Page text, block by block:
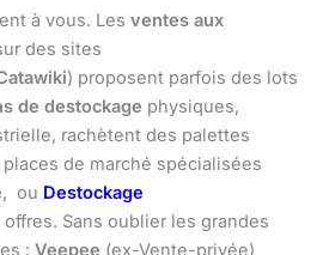
à vous. Les ventes aux
des sites
) proposent parfois des lots
de destockage physiques,
rachètent des palettes
de marché spécialisées
, ou Destockage
Sans oublier les grandes